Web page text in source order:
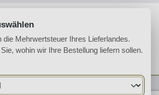
Du hast 0
die Mehrwertsteuer Ihres Lieferlandes.
wohin wir Ihre Bestellung liefern sollen.